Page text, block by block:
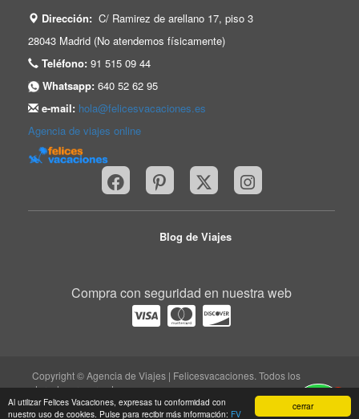
cerrar
Al utilizar Felices Vacaciones, expresas tu conformidad con
nuestro uso de cookies. Pulse para recibir más información: FV
Dirección: C/ Ramirez de arellano 17, piso 3
28043 Madrid (No atendemos físicamente)
Teléfono: 91 515 09 44
Whatsapp: 640 52 62 95
e-mail: hola@felicesvacaciones.es
Agencia de viajes online
Blog de Viajes
Compra con seguridad en nuestra web
Copyright © Agencia de Viajes | Felicesvacaciones. Todos los
derechos reservados.
trabaja con nosotros|quiénes somos| Aviso legal
|
1